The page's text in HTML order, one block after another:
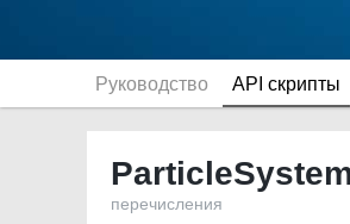
Руководство API скрипты
перечисления